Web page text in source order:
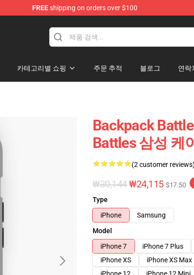
FREEshipping on orders over $100
카테고리별 쇼핑 주문 추적 블로그 연락
Backpack
Battles 삼성 케
(2 customer reviews)
₩30,144₩24,115 $17.50
Type
iPhone
Samsung
Model
iPhone 7
iPhone 7 Plus
iPhone XS
iPhone XS Max